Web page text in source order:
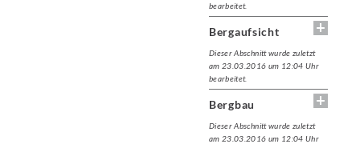
bearbeitet.
Bergaufsicht
Dieser Abschnitt wurde zuletzt
am 23.03.2016 um 12:04 Uhr
bearbeitet.
Bergbau
Dieser Abschnitt wurde zuletzt
am 23.03.2016 um 12:04 Uhr